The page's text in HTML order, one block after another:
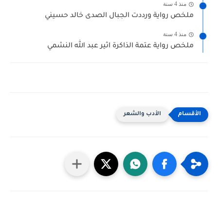
منذ 4 سنة
ملخص رواية ورددت الجبال الصدى خالد حسيني
منذ 4 سنة
ملخص رواية عتمة الذاكرة اثير عبد الله النشمي
الأدب والشعر